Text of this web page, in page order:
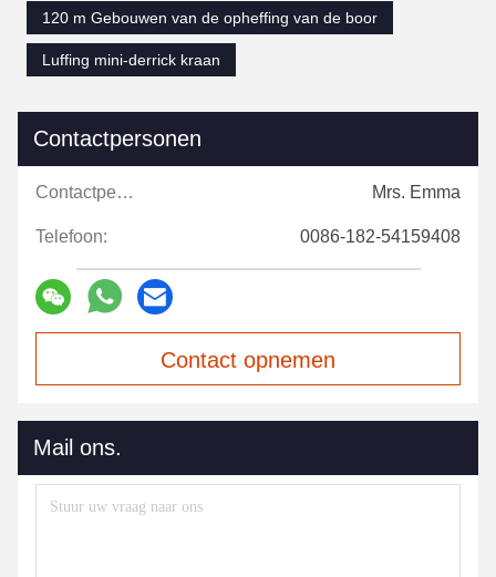
120 m Gebouwen van de opheffing van de boor
Luffing mini-derrick kraan
Contactpersonen
Contactpersonen: Mrs. Emma
Telefoon: 0086-182-54159408
Contact opnemen
Mail ons.